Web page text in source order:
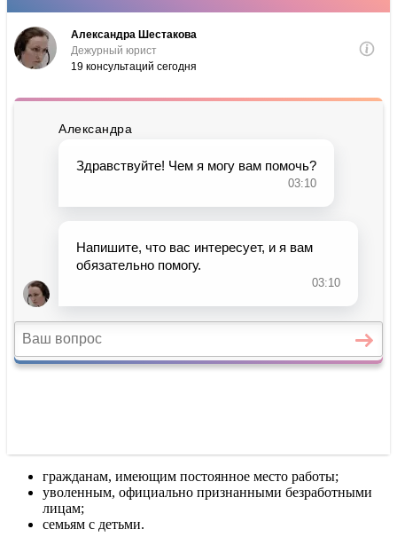
гражданам, имеющим постоянное место работы;
уволенным, официально признанными безработными
лицам;
семьям с детьми.